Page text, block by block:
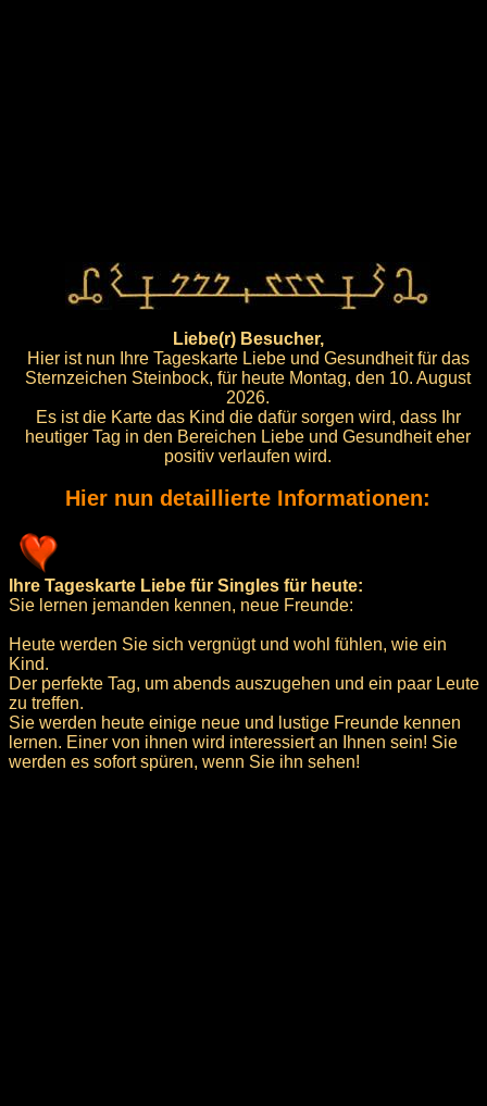
Liebe(r) Besucher,
Hier ist nun Ihre Tageskarte Liebe und Gesundheit für das
Sternzeichen Steinbock, für heute Montag, den 10. August
2026.
Es ist die Karte das Kind die dafür sorgen wird, dass Ihr
heutiger Tag in den Bereichen Liebe und Gesundheit eher
positiv verlaufen wird.
Hier nun detaillierte Informationen:
Ihre Tageskarte Liebe für Singles für heute:
Sie lernen jemanden kennen, neue Freunde:
Heute werden Sie sich vergnügt und wohl fühlen, wie ein
Kind.
Der perfekte Tag, um abends auszugehen und ein paar Leute
zu treffen.
Sie werden heute einige neue und lustige Freunde kennen
lernen. Einer von ihnen wird interessiert an Ihnen sein! Sie
werden es sofort spüren, wenn Sie ihn sehen!